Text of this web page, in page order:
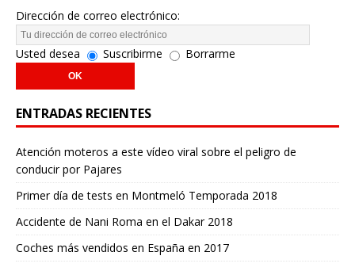
Dirección de correo electrónico:
Usted desea Suscribirme Borrarme
ENTRADAS RECIENTES
Atención moteros a este vídeo viral sobre el peligro de
conducir por Pajares
Primer día de tests en Montmeló Temporada 2018
Accidente de Nani Roma en el Dakar 2018
Coches más vendidos en España en 2017